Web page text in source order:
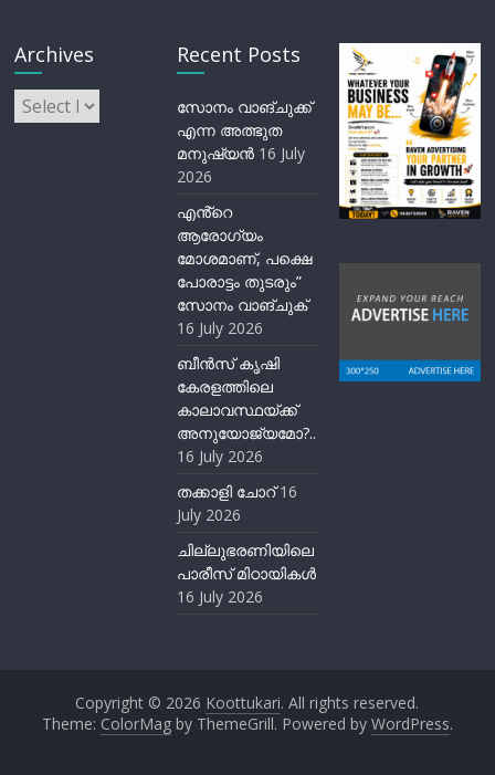
Archives
Archives
Recent Posts
സോനം വാങ്ചുക്ക്
എന്ന അത്ഭുത
മനുഷ്യന്‍ 16 July
2026
എൻ്റെ
ആരോഗ്യം
മോശമാണ്, പക്ഷെ
പോരാട്ടം തുടരും”
സോനം വാങ്ചുക്
16 July 2026
ബീന്‍സ് കൃഷി
കേരളത്തിലെ
കാലാവസ്ഥയ്ക്ക്
അനുയോജ്യമോ?..
16 July 2026
തക്കാളി ചോറ് 16
July 2026
ചില്ലുഭരണിയിലെ
പാരീസ് മിഠായികള്‍
16 July 2026
Copyright © 2026 Koottukari. All rights reserved.
Theme: ColorMagby ThemeGrill. Powered by WordPress.